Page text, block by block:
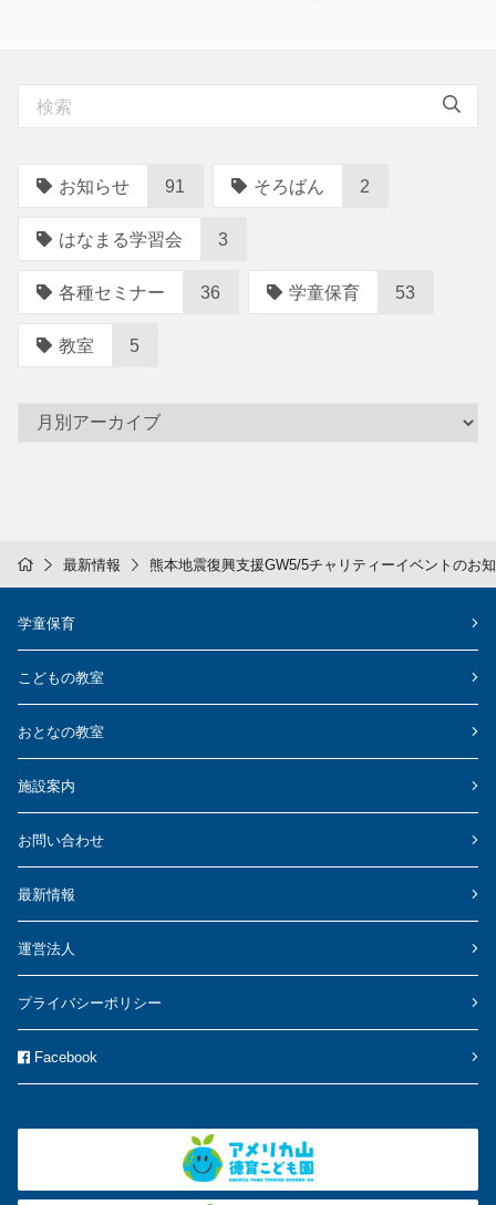
ー
ョ
ン
お知らせ 91 そろばん 2
はなまる学習会 3
各種セミナー 36 学童保育 53
教室 5
最新情報 熊本地震復興支援GW5/5チャリティーイベントのお
学童保育
こどもの教室
おとなの教室
施設案内
お問い合わせ
最新情報
運営法人
プライバシーポリシー
Facebook